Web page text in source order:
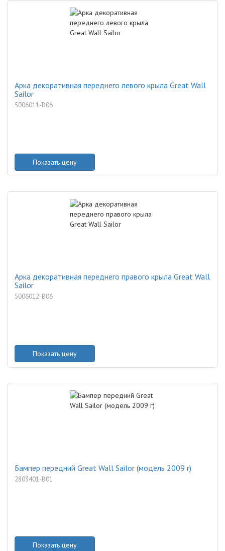
Арка декоративная переднего левого крыла Great Wall
Sailor
5006011-B06
Показать цену
Арка декоративная переднего правого крыла Great Wall
Sailor
5006012-B06
Показать цену
Бампер передний Great Wall Sailor (модель 2009 г)
2803401-B01
Показать цену